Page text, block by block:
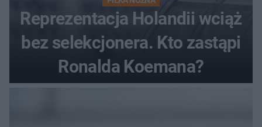
Reprezentacja Holandii wciąż
bez selekcjonera. Kto zastąpi
Ronalda Koemana?